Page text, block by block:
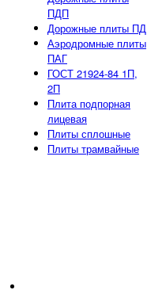
ПДП
Дорожные плиты ПД
Аэродромные плиты
ПАГ
ГОСТ 21924-84 1П,
2П
Плита подпорная
лицевая
Плиты сплошные
Плиты трамвайные